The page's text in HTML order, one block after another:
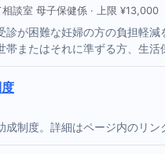
談室 母子保健係 · 上限 ¥13,000
診が困難な妊婦の方の負担軽
またはそれに準ずる方、生活
制度。詳細はページ内のリン